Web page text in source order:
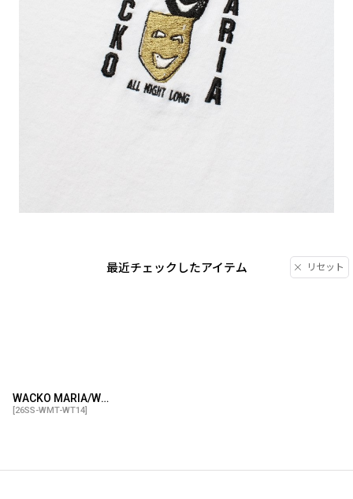
最近チェックしたアイテム リセット
WACKO MARIA/WASHED HEAVY WEIGHT T-SHIRT（WHITE）［刺繍T-26春夏］
[26SS-WMT-WT14]